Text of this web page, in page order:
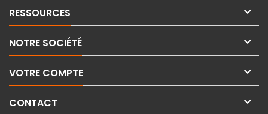
RESSOURCES 
NOTRE SOCIÉTÉ 
VOTRE COMPTE 
CONTACT 